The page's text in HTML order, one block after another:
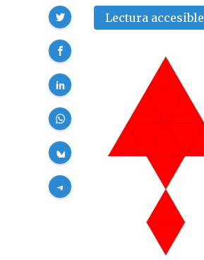
Lectura accesible
Compartir